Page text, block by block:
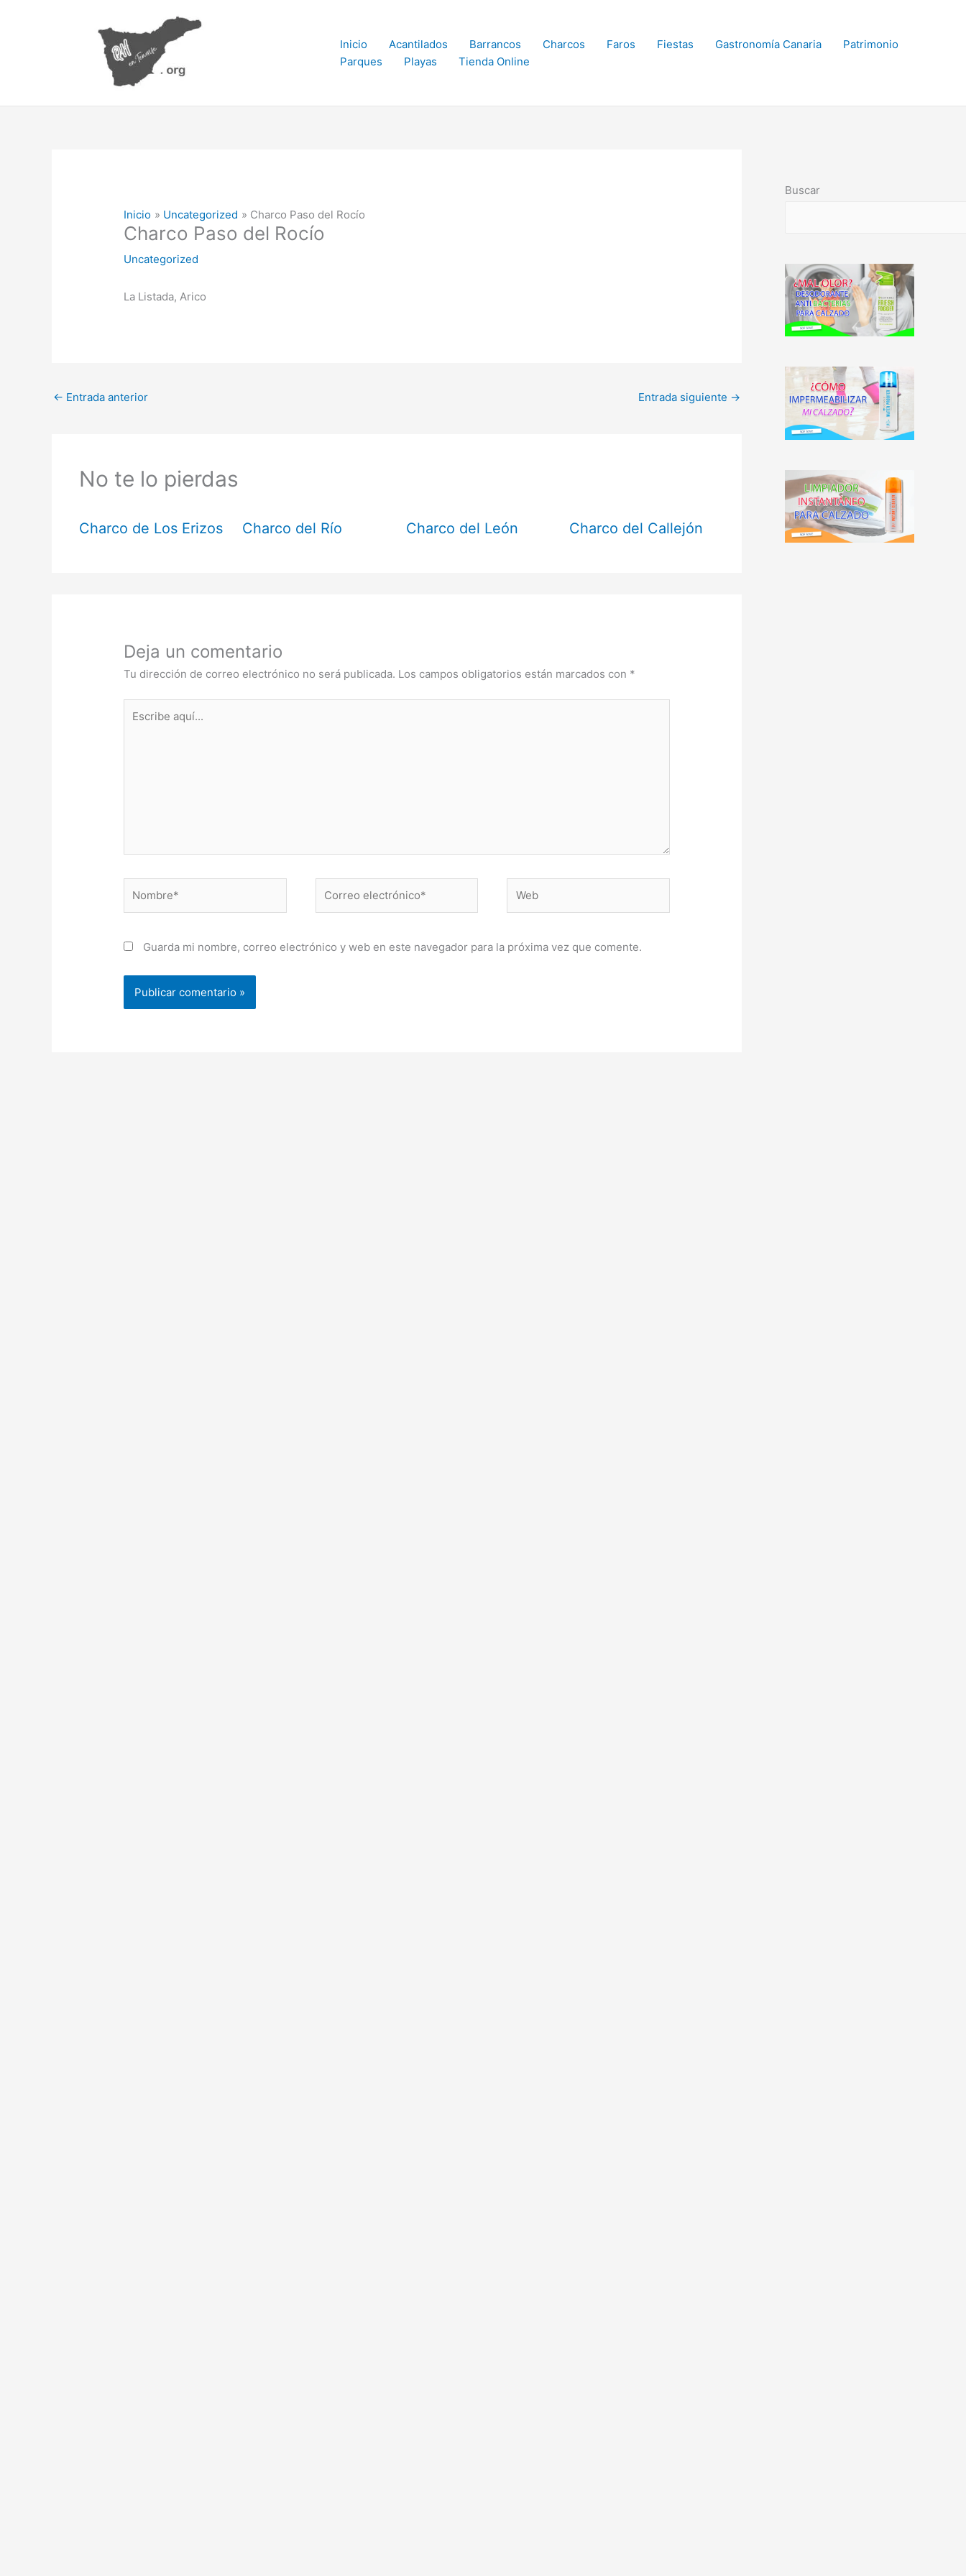
Inicio Acantilados Barrancos Charcos Faros Fiestas Gastronomía Canaria
Patrimonio
Parques
Playas Tienda Online
Inicio Uncategorized Charco Paso del Rocío
Charco Paso del Rocío
Uncategorized
La Listada, Arico
← Entrada anterior Entrada siguiente →
No te lo pierdas
Charco de Los Erizos Charco del Río Charco del León Charco del Callejón
Deja un comentario
Tu dirección de correo electrónico no será publicada. Los campos obligatorios están marcados con *
aquí...
electrónico*
Guarda mi nombre, correo electrónico y web en este navegador para la próxima vez que comente.
Buscar